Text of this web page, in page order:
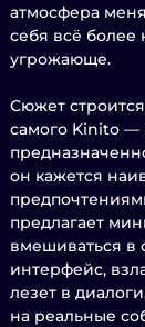
атмосфера
себя всё более
угрожающе.
Сюжет
самого Kinito —
он кажется
предлагает
вмешиваться в
интерфейс,
лезет в
на реальные